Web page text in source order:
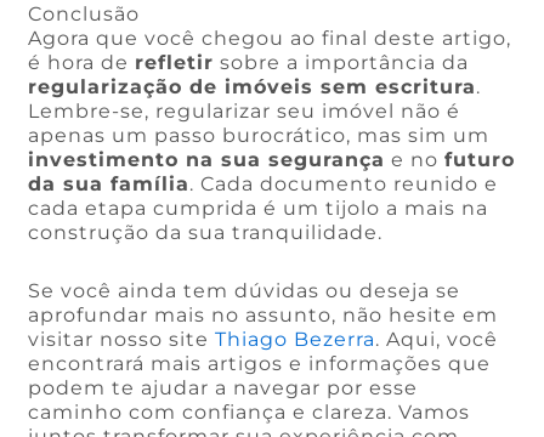
Conclusão
Agora que você chegou ao final deste artigo,
é hora de refletir sobre a importância da
regularização de imóveis sem escritura.
Lembre-se, regularizar seu imóvel não é
apenas um passo burocrático, mas sim um
investimento na sua segurança e nofuturo
da sua família. Cada documento reunido e
cada etapa cumprida é um tijolo a mais na
construção da sua tranquilidade.
Se você ainda tem dúvidas ou deseja se
aprofundar mais no assunto, não hesite em
visitar nosso siteThiago Bezerra. Aqui, você
encontrará mais artigos e informações que
podem te ajudar a navegar por esse
caminho com confiança e clareza. Vamos